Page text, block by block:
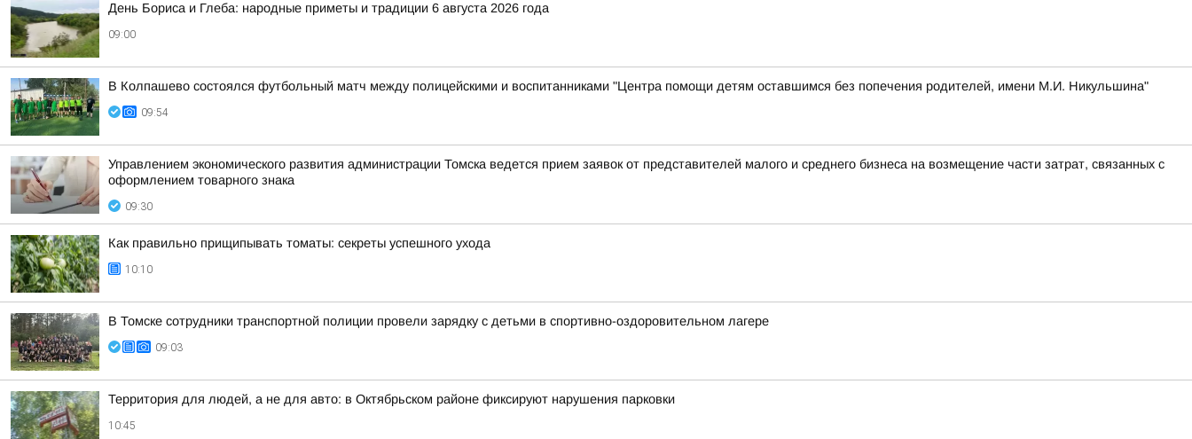
День Бориса и Глеба: народные приметы и традиции 6 августа 2026 года
09:00
В Колпашево состоялся футбольный матч между полицейскими и воспитанниками "Центра помощи детям оставшимся без попечения родителей, имени М.И. Никульшина"
09:54
Управлением экономического развития администрации Томска ведется прием заявок от представителей малого и среднего бизнеса на возмещение части затрат, связанных с
оформлением товарного знака
09:30
Как правильно прищипывать томаты: секреты успешного ухода
10:10
В Томске сотрудники транспортной полиции провели зарядку с детьми в спортивно-оздоровительном лагере
09:03
Территория для людей, а не для авто: в Октябрьском районе фиксируют нарушения парковки
10:45